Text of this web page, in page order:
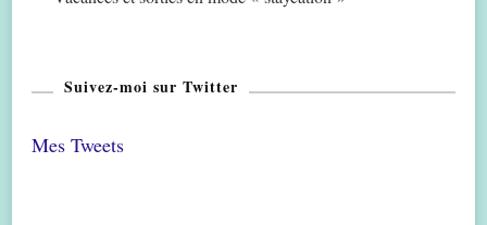
Suivez-moi sur Twitter
Mes Tweets